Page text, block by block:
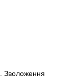
Зволоження